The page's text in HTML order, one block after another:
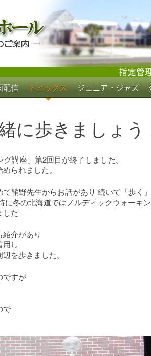
ール
配信 トピックス ジュニア・ジャズ
に歩きましょう
講座」第2回目が終了しました。
られました。
鞘野先生からお話があり 続いて「歩く」
に冬の北海道ではノルディックウォーキ
した
介があり
用し
を歩きました。
ですが
で